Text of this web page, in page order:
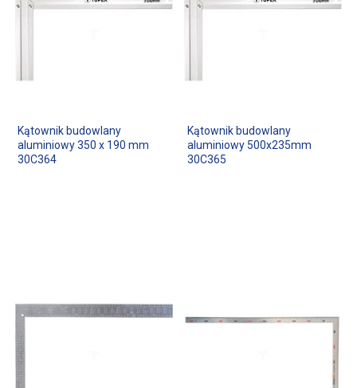
Kątownik budowlany
aluminiowy 350 x 190 mm
30C364
Kątownik budowlany
aluminiowy 500x235mm
30C365